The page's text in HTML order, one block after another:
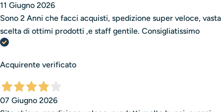
11 Giugno 2026
Sono 2 Anni che facci acquisti, spedizione super veloce, vasta
scelta di ottimi prodotti ,e staff gentile. Consigliatissimo
Acquirente verificato
07 Giugno 2026